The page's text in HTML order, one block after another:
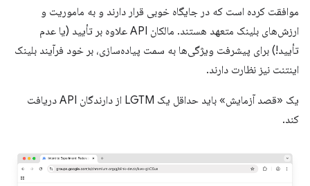
موافقت کرده است که در جایگاه خوبی قرار دارند و به ماموریت و
ارزش‌های بلینک متعهد هستند. مالکان API علاوه بر تأیید (یا عدم
تأیید!) برای پیشرفت ویژگی‌ها به سمت پیاده‌سازی، بر خود فرآیند بلینک
اینتنت نیز نظارت دارند.
یک «قصد آزمایش» باید حداقل یک LGTM از دارندگان API دریافت
کند.